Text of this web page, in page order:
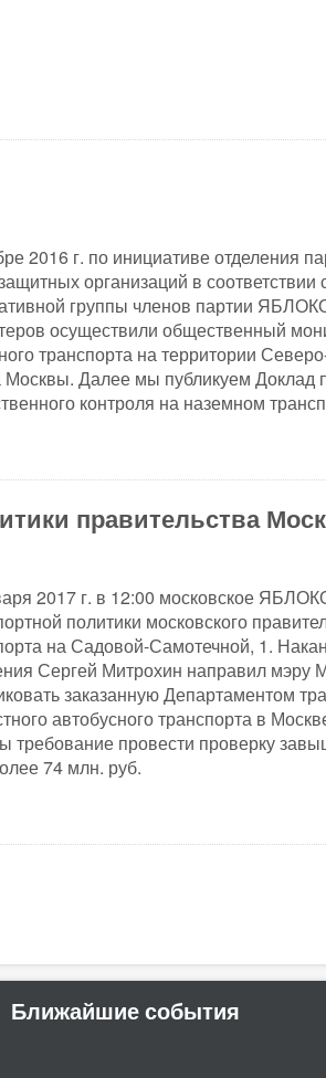
2016 г. по инициативе отделения
организаций в
группы членов партии
осуществили общественный
транспорта на территории
Москвы. Далее мы публикуем Доклад
контроля на наземном
правительства
2017 г. в 12:00 московское
политики московского
на Садовой-Самотечной, 1.
Сергей Митрохин направил мэру
заказанную Департаментом
автобусного транспорта в
требование провести проверку
74 млн. руб.
Ближайшие события